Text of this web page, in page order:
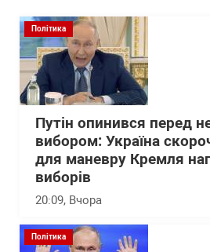
Політика
Путін опинився перед
вибором: Україна
для маневру Кремля
виборів
20:09, Вчора
Політика